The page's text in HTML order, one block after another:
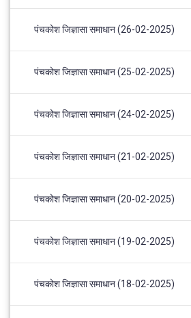
पंचकोश जिज्ञासा समाधान (26-02-2025)
पंचकोश जिज्ञासा समाधान (25-02-2025)
पंचकोश जिज्ञासा समाधान (24-02-2025)
पंचकोश जिज्ञासा समाधान (21-02-2025)
पंचकोश जिज्ञासा समाधान (20-02-2025)
पंचकोश जिज्ञासा समाधान (19-02-2025)
पंचकोश जिज्ञासा समाधान (18-02-2025)